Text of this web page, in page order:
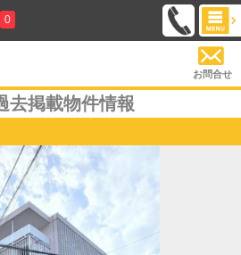
0
お問合せ
去掲載物件情報